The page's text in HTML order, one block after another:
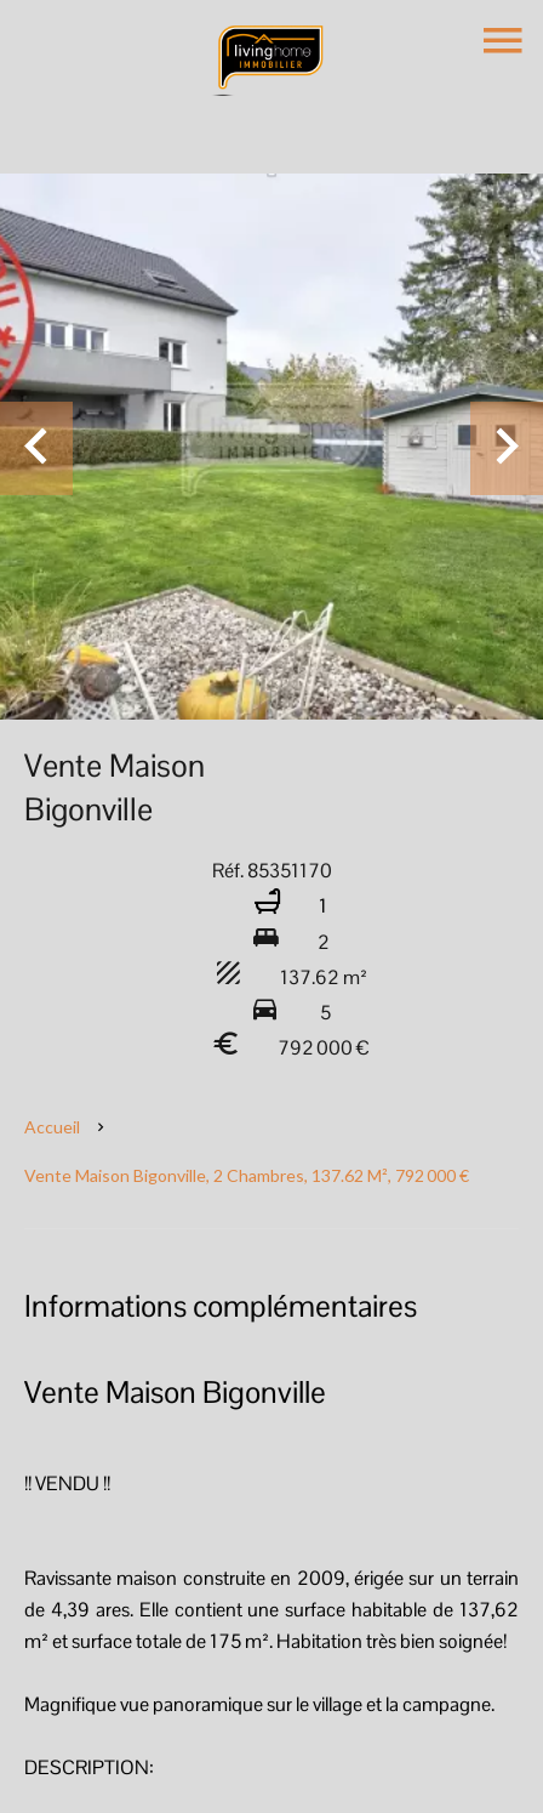
Vente Maison
Bigonville
Réf. 85351170
1
2
137.62 m²
5
792 000 €
Accueil
Vente Maison Bigonville, 2 Chambres, 137.62 M², 792 000 €
Informations complémentaires
Vente Maison Bigonville
!! VENDU !!
Ravissante maison construite en 2009, érigée sur un terrain
de 4,39 ares. Elle contient une surface habitable de 137,62
m² et surface totale de 175 m². Habitation très bien soignée!
Magnifique vue panoramique sur le village et la campagne.
DESCRIPTION: